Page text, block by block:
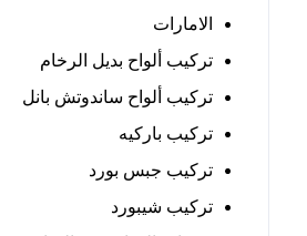
الامارات
تركيب ألواح بديل الرخام
تركيب ألواح ساندوتش بانل
تركيب باركيه
تركيب جبس بورد
تركيب شيبورد